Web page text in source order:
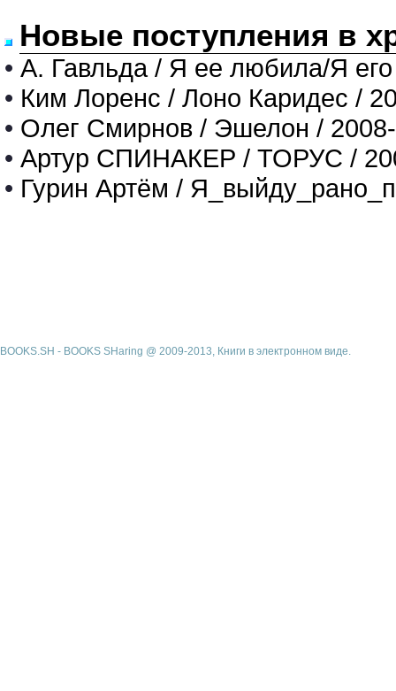
Новые поступления в
• А. Гавльда / Я ее любила/Я
• Ким Лоренс / Лоно Каридес /
• Олег Смирнов / Эшелон /
• Артур СПИНАКЕР / ТОРУС /
• Гурин Артём /
BOOKS.SH - BOOKS SHaring @ 2009-2013, Книги в электронном виде.